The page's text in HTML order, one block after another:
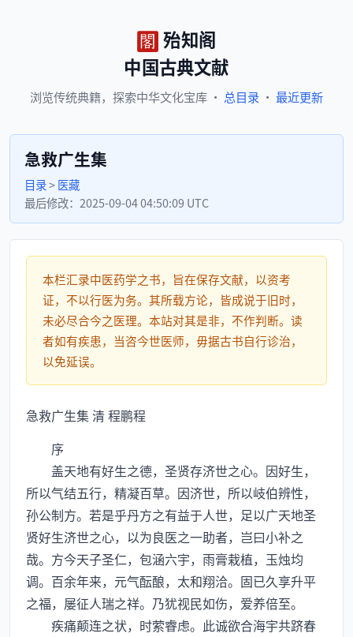
殆知阁
中国古典文献
浏览传统典籍， 探索中华文化宝库 · 总目录 · 最近更新
急救广生集
目录>医藏
最后修改： 2025-09-04 04:50:09 UTC
本栏汇录中医药学之书，旨在保存文献，以资考
证，不以行医为务。其所载方论，皆成说于旧时，
未必尽合今之医理。本站对其是非，不作判断。读
者如有疾患，当咨今世医师，毋据古书自行诊治，
以免延误。
急救广生集 清 程鹏程
序
盖天地有好生之德，圣贤存济世之心。因好生，
所以气结五行，精凝百草。因济世，所以岐伯辨性，
孙公制方。若是乎丹方之有益于人世，足以广天地圣
贤好生济世之心，以为良医之一助者，岂曰小补之
哉。方今天子圣仁，包涵六宇，雨膏栽植，玉烛均
调。百余年来，元气酝酿，太和翔洽。固已久享升平
之福，屡征人瑞之祥。乃犹视民如伤，爱养倍至。
疾痛颠连之状，时萦睿虑。此诚欲合海宇共跻春